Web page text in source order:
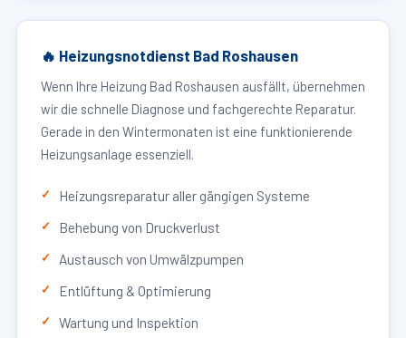
🔥 Heizungsnotdienst Bad Roshausen
Wenn Ihre Heizung Bad Roshausen ausfällt, übernehmen
wir die schnelle Diagnose und fachgerechte Reparatur.
Gerade in den Wintermonaten ist eine funktionierende
Heizungsanlage essenziell.
Heizungsreparatur aller gängigen Systeme
Behebung von Druckverlust
Austausch von Umwälzpumpen
Entlüftung & Optimierung
Wartung und Inspektion